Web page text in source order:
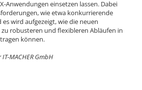
Anwendungen einsetzen lassen. Dabei
wie etwa konkurrierende
wird aufgezeigt, wie die neuen
robusteren und flexibleren Abläufen in
können.
MACHER GmbH